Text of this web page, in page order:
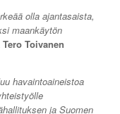
olla ajantasaista,
maankäytön
Tero Toivanen
havaintoaineistoa
ja Suomen